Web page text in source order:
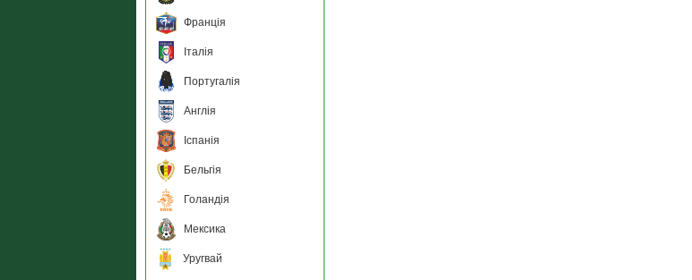
Франція
Італія
Португалія
Англія
Іспанія
Бельгія
Голандія
Мексика
Уругвай